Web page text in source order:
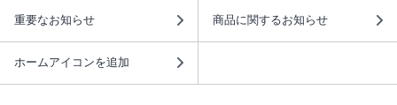
重要なお知らせ 商品に関するお知らせ
ホームアイコンを追加